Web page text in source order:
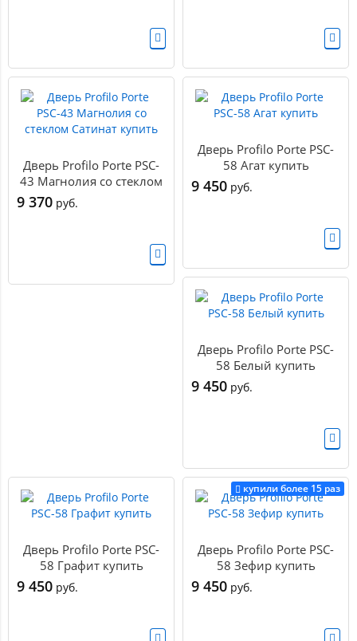
Дверь Profilo Porte PSC-
43 Магнолия со стеклом
Сатинат купить
9 370 руб.
Дверь Profilo Porte PSC-
58 Агат купить
9 450 руб.
Дверь Profilo Porte PSC-
58 Белый купить
9 450 руб.
Дверь Profilo Porte PSC-
58 Графит купить
9 450 руб.
купили более 15 раз
Дверь Profilo Porte PSC-
58 Зефир купить
9 450 руб.